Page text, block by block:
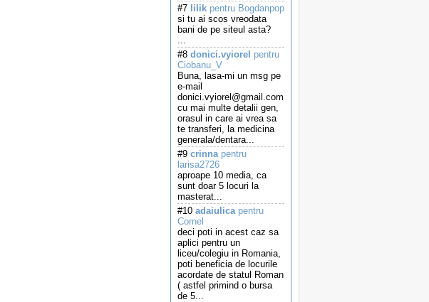
#7 lilik pentru Bogdanpop
si tu ai scos vreodata
bani de pe siteul asta?
...
#8 donici.vyiorel pentru
Ciobanu_V
Buna, lasa-mi un msg pe
e-mail
donici.vyiorel@gmail.com
cu mai multe detalii gen,
orasul in care ai vrea sa
te transferi, la medicina
generala/dentara...
#9 crinnapentru
larisa2726
aproape 10 media, ca
sunt doar 5 locuri la
masterat...
#10 adaiulicapentru
Cornel
deci poti in acest caz sa
aplici pentru un
liceu/colegiu in Romania,
poti beneficia de locurile
acordate de statul Roman
( astfel primind o bursa
de 5...